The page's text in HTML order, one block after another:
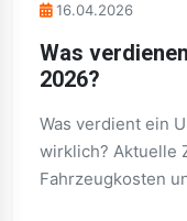
16.04.2026
Was
2026?
Was verdient ein
wirklich? Aktuelle
Fahrzeugkosten